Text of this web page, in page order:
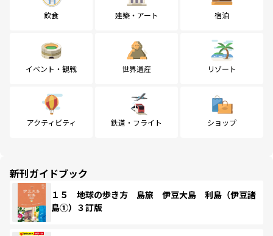
飲食 建築・アート 宿泊
イベント・観戦 世界遺産 リゾート
アクティビティ 鉄道・フライト ショップ
新刊ガイドブック
１５ 地球の歩き方 島旅 伊豆大島 利島（伊豆諸
島①）３訂版